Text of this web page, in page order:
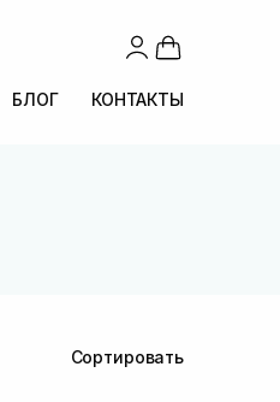
БЛОГ КОНТАКТЫ
Сортировать